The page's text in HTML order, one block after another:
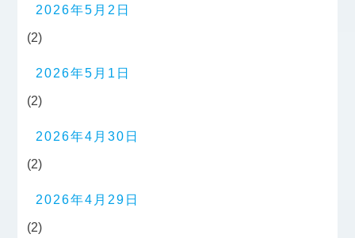
2026年5月2日
(2)
2026年5月1日
(2)
2026年4月30日
(2)
2026年4月29日
(2)